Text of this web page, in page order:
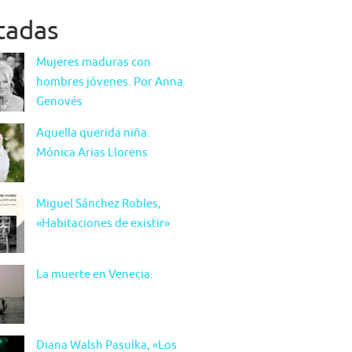
Mujeres maduras con
hombres jóvenes. Por Anna
Genovés
Aquella querida niña.
Mónica Arias Llorens
Miguel Sánchez Robles,
«Habitaciones de existir»
La muerte en Venecia.
Diana Walsh Pasulka, «Los